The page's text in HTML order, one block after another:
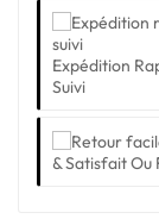
Expédition
Suivi
& Satisfait Ou